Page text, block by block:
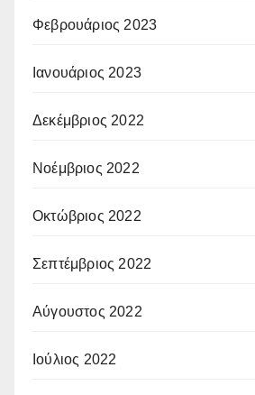
Φεβρουάριος 2023
Ιανουάριος 2023
Δεκέμβριος 2022
Νοέμβριος 2022
Οκτώβριος 2022
Σεπτέμβριος 2022
Αύγουστος 2022
Ιούλιος 2022